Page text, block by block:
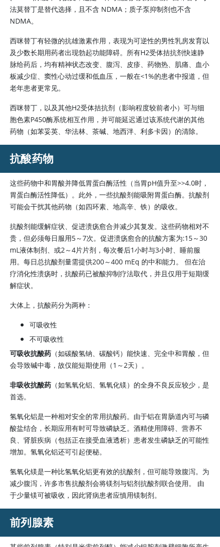
法莫替丁是替代选择，且不含 NDMA；质子泵抑制剂也不含
NDMA。
西咪替丁有轻微的抗雄激素作用，表现为可逆性的男性乳房发育以
及少数长期用药者出现勃起功能障碍。所有H2受体拮抗剂快速静
脉给药后，均有精神状态改变、腹泻、皮疹、药物热、肌痛、血小
板减少症、窦性心动过缓和低血压，一般在<1%的患者中报道，但
老年患者更常见。
西咪替丁 ，以及其他H2受体拮抗剂（影响程度较前者小）可与细
胞色素P450酶系统相互作用，并可能延迟通过该系统代谢的其他
药物（如苯妥英、华法林、茶碱、地西泮、利多卡因）的清除。
抗酸药物
这些药物中和胃酸并降低胃蛋白酶活性（当胃pH值升至>>4.0时，
胃蛋白酶活性降低）。此外，一些抗酸剂能吸附胃蛋白酶。抗酸剂
可能会干扰其他药物（如四环素、地高辛、铁）的吸收。
抗酸剂能缓解症状、促进溃疡愈合并减少其复发。这些药物相对不
贵，但必须每日服用5～7次。促进溃疡愈合的抗酸方案为:15～30
mL液体制剂、或2～4片片剂，每次餐后1小时与3小时、睡前服
用。每日总抗酸剂量需提供200～400 mEq 的中和能力。 但在治
疗消化性溃疡时，抗酸药已被酸抑制疗法取代，并且仅用于短期缓
解症状。
大体上，抗酸药分为两种：
可吸收性
不可吸收性
可吸收抗酸药 （如碳酸氢钠、碳酸钙）能快速、完全中和胃酸，但
会导致碱中毒，故仅能短期使用（1～2天）。
非吸收抗酸药 （如氢氧化铝、 氢氧化镁）的全身不良反应较少，是
首选。
氢氧化铝是一种相对安全的常用抗酸药。由于铝在胃肠道内可与磷
酸盐结合，长期应用有时可导致磷缺乏。酒精使用障碍、营养不
良、肾脏疾病（包括正在接受血液透析）患者发生磷缺乏的可能性
增加。 氢氧化铝还可引起便秘。
氢氧化镁是一种比氢氧化铝更有效的抗酸剂，但可能导致腹泻。为
减少腹泻，许多市售抗酸剂会将镁剂与铝剂抗酸剂联合使用。 由
于少量镁可被吸收，因此肾病患者应慎用镁制剂。
前列腺素